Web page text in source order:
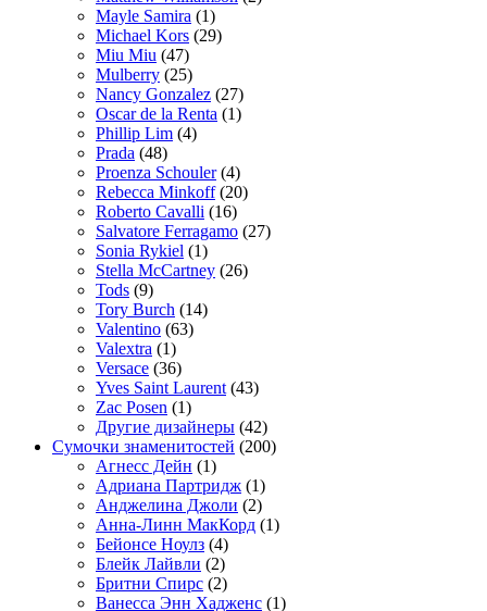
Mayle Samira (1)
Michael Kors (29)
Miu Miu (47)
Mulberry (25)
Nancy Gonzalez (27)
Oscar de la Renta (1)
Phillip Lim (4)
Prada (48)
Proenza Schouler(4)
Rebecca Minkoff(20)
Roberto Cavalli (16)
Salvatore Ferragamo (27)
Sonia Rykiel (1)
Stella McCartney (26)
Tods (9)
Tory Burch (14)
Valentino (63)
Valextra (1)
Versace (36)
Yves Saint Laurent (43)
Zac Posen (1)
Другие дизайнеры (42)
Сумочки знаменитостей (200)
Агнесс Дейн (1)
Адриана Партридж (1)
Анджелина Джоли (2)
Анна-Линн МакКорд (1)
Бейонсе Ноулз (4)
Блейк Лайвли (2)
Бритни Спирс (2)
Ванесса Энн Хадженс (1)